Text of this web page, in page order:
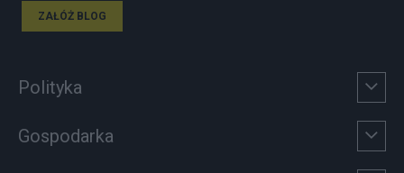
ZAŁÓŻ BLOG
Polityka
Gospodarka